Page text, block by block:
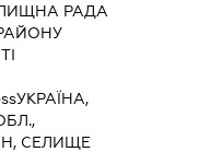
РАДА
УКРАЇНА,
СЕЛИЩЕ